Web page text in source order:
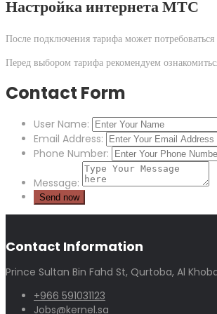
Настройка интернета МТС
После подключения тарифа может потребоваться
Перед выбором тарифа рекомендуем
Contact Form
User Name:
Email Address:
Phone Number:
Message:
Contact Information
Prince Sultan Bin Fahd St, Qurtoba, Al
+966 591031123
Jobs@kernel.sa